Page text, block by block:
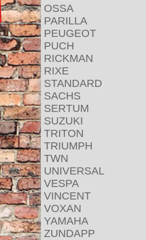
OSSA
PARILLA
PEUGEOT
PUCH
RICKMAN
RIXE
STANDARD
SACHS
SERTUM
SUZUKI
TRITON
TRIUMPH
TWN
UNIVERSAL
VESPA
VINCENT
VOXAN
YAMAHA
ZUNDAPP